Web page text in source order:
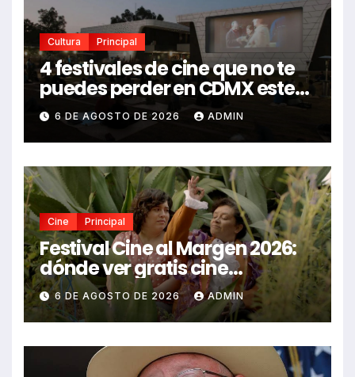
Cultura Principal
4 festivales de cine que no te
puedes perder en CDMX este
2026
6 DE AGOSTO DE 2026 ADMIN
Cine Principal
Festival Cine al Margen 2026:
dónde ver gratis cine
mexicano independiente en
CDMX y en línea
6 DE AGOSTO DE 2026 ADMIN